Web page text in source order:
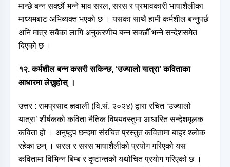
मान्छे बन्न सक्छौं भन्ने भाव सरल, सरस र प्रभावकारी भाषाशैलीका
माध्यमबाट अभिव्यक्त भएको छ । यसका साथै हामी कर्मशील बन्नुपर्छ
अनि मात्र सबैका लागि अनुकरणीय बन्न सक्छौँ भन्ने सन्देशसमेत
दिएको छ ।
१२. कर्मशील बन्न कसरी सकिन्छ, ‘उज्यालो यात्रा’ कविताका
आधारमा लेख्नुहोस् ।
उत्तर : रामप्रसाद ज्ञवाली (वि.सं. २०२४) द्वारा रचित ‘उज्यालो
यात्रा’ शीर्षकको कविता नैतिक विषयवस्तुमा आधारित सन्देशमूलक
कविता हो । अनुष्टुप छन्दमा संरचित प्रस्तुत कवितामा बाह्र श्लोक
रहेका छन् । सरल र सरस भाषाशैलीको प्रयोग गरिएको यस
कवितामा विभिन्न बिम्ब र दृष्टान्तको यथोचित प्रयोग गरिएको छ ।